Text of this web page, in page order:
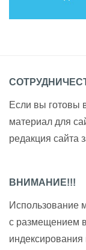
Если вы готовы
материал для
редакция сайта
ВНИМАНИЕ!!!
Использование
с размещением